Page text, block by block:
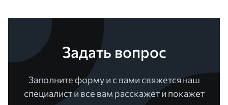
Задать вопрос
Заполните форму и с вами свяжется наш
специалист и все вам расскажет и покажет